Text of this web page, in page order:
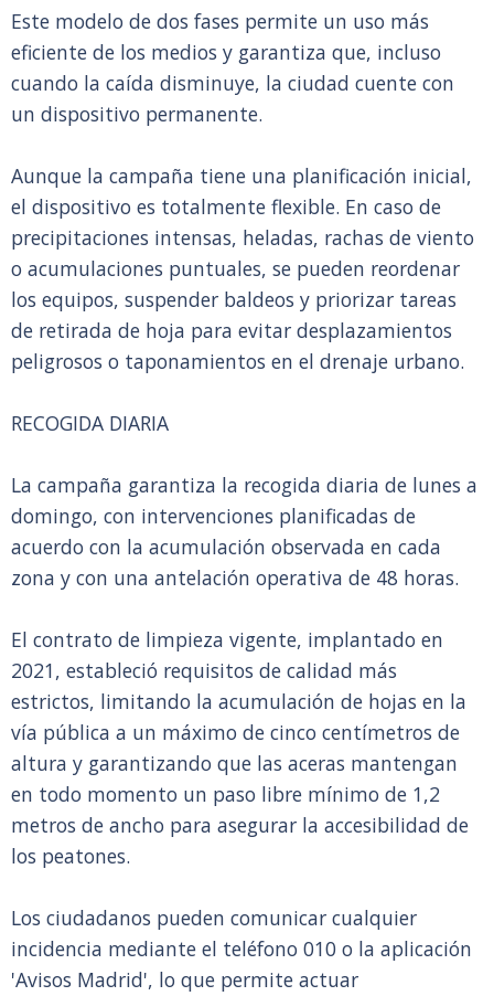
Este modelo de dos fases permite un uso más
eficiente de los medios y garantiza que, incluso
cuando la caída disminuye, la ciudad cuente con
un dispositivo permanente.
Aunque la campaña tiene una planificación inicial,
el dispositivo es totalmente flexible. En caso de
precipitaciones intensas, heladas, rachas de viento
o acumulaciones puntuales, se pueden reordenar
los equipos, suspender baldeos y priorizar tareas
de retirada de hoja para evitar desplazamientos
peligrosos o taponamientos en el drenaje urbano.
RECOGIDA DIARIA
La campaña garantiza la recogida diaria de lunes a
domingo, con intervenciones planificadas de
acuerdo con la acumulación observada en cada
zona y con una antelación operativa de 48 horas.
El contrato de limpieza vigente, implantado en
2021, estableció requisitos de calidad más
estrictos, limitando la acumulación de hojas en la
vía pública a un máximo de cinco centímetros de
altura y garantizando que las aceras mantengan
en todo momento un paso libre mínimo de 1,2
metros de ancho para asegurar la accesibilidad de
los peatones.
Los ciudadanos pueden comunicar cualquier
incidencia mediante el teléfono 010 o la aplicación
'Avisos Madrid', lo que permite actuar